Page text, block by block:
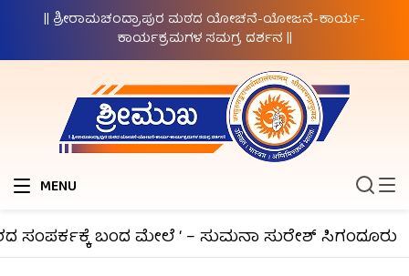
|| ಶ್ರೀರಾಮಚಂದ್ರಾಪುರ ಮಠದ ಯೋಚನೆ-ಯೋಜನೆ-ಕಾರ್ಯ-
ಕಾರ್ಯಕ್ರಮಗಳ ಸಮಗ್ರ ದರ್ಶನ ||
MENU
ಬಂದ ಮೇಲೆ ‘ – ಸುಮನಾ ಸುರೇಶ್ ಸಿಗಂದೂರು